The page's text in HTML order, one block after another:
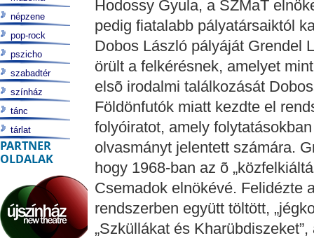
Hodossy Gyula, a SZMaT
pedig fiatalabb pályatársaiktól
Dobos László pályáját Grendel
örült a felkérésnek, amelyet
elsõ irodalmi találkozását
Földönfutók miatt kezdte el
folyóiratot, amely
olvasmányt jelentett számára.
hogy 1968-ban az õ
Csemadok elnökévé. Felidézte
rendszerben együtt töltött,
„Szküllákat és
népzene
pop-rock
pszicho
szabadtér
színház
tánc
tárlat
PARTNER
OLDALAK